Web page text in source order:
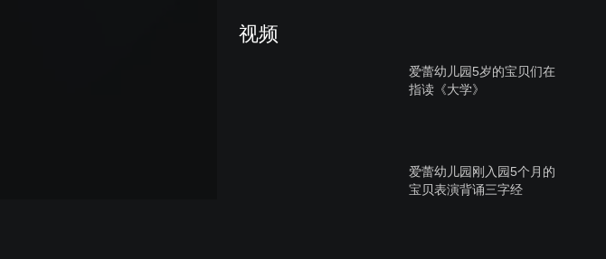
视频
爱蕾幼儿园5岁的宝贝们在
指读《大学》
爱蕾幼儿园刚入园5个月的
宝贝表演背诵三字经